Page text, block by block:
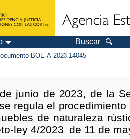
Buscar
BOE-A-2023-14045
junio de 2023, de la
regula el
de naturaleza
ley 4/2023, de 11 de